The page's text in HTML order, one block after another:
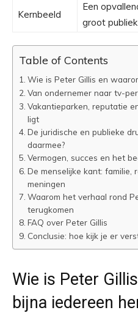
Kernbeeld
Een
groot
Table of Contents
Wie is Peter Gillis en
Van ondernemer naar tv-
Vakantieparken, reputatie
ligt
De juridische en publieke
daarmee?
Vermogen, succes en het
De menselijke kant: familie,
meningen
Waarom het verhaal rond
terugkomen
FAQ over Peter Gillis
Conclusie: hoe kijk je er
Wie is Peter
bijna iedereen